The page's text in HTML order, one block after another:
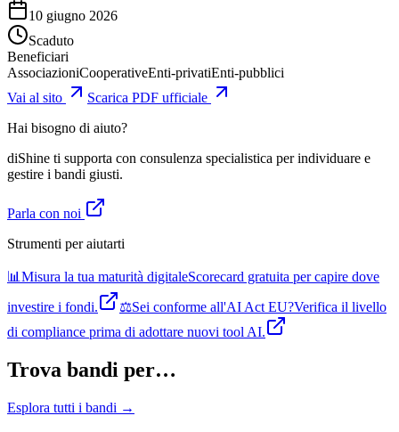
10 giugno 2026
Scaduto
Beneficiari
AssociazioniCooperativeEnti-privatiEnti-pubblici
Vai al sito
Scarica PDF ufficiale
Hai bisogno di aiuto?
diShine ti supporta con consulenza specialistica per individuare e
gestire i bandi giusti.
Parla con noi
Strumenti per aiutarti
📊Misura la tua maturità digitaleScorecard gratuita per capire dove
investire i fondi.
⚖️Sei conforme all'AI Act EU?Verifica il livello
di compliance prima di adottare nuovi tool AI.
Trova bandi per…
Esplora tutti i bandi →